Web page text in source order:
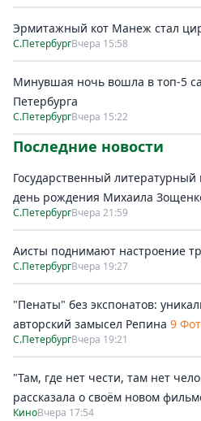
Эрмитажный кот Манеж стал
С.ПетербургВчера 15:58
Минувшая ночь вошла в топ-5
Петербурга
С.ПетербургВчера 15:22
Последние новости
Государственный литературный
день рождения Михаила
С.ПетербургВчера 21:59
Аисты поднимают настроение
С.ПетербургВчера 19:27
"Пенаты" без экспонатов:
авторский замысел Репина 9
С.ПетербургВчера 19:21
"Там, где нет чести, там нет
рассказала о своём новом
КиноВчера 17:54